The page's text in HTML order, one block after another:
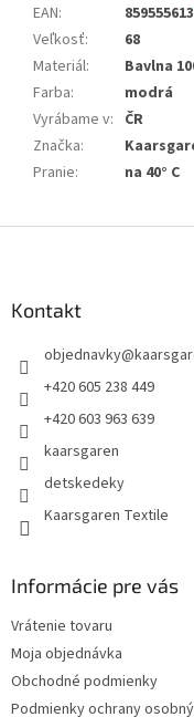
EAN:
Veľkosť:
68
Materiál:
Bavlna
Farba:
modrá
Vyrábame v: ČR
Značka:
Pranie: na 40° C
Kontakt
objednavky@
+420 605 238 449
+420 603 963 639
kaarsgaren
detskedeky
Kaarsgaren Textile
Informácie pre vás
Vrátenie tovaru
Moja objednávka
Obchodné podmienky
Podmienky ochrany